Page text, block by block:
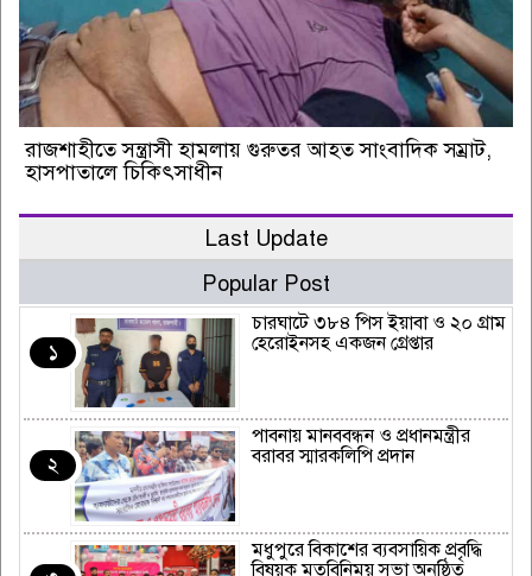
রাজশাহীতে সন্ত্রাসী হামলায় গুরুতর আহত সাংবাদিক সম্রাট,
হাসপাতালে চিকিৎসাধীন
Last Update
Popular Post
১
চারঘাটে ৩৮৪ পিস ইয়াবা ও ২০ গ্রাম
হেরোইনসহ একজন গ্রেপ্তার
২
পাবনায় মানববন্ধন ও প্রধানমন্ত্রীর
বরাবর স্মারকলিপি প্রদান
মধুপুরে বিকাশের ব্যবসায়িক প্রবৃদ্ধি
বিষয়ক মতবিনিময় সভা অনুষ্ঠিত